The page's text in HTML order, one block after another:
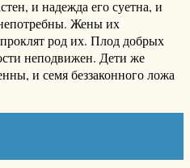
и надежда его суетна, и
Жены их
род их. Плод добрых
неподвижен. Дети же
и семя беззаконного ложа